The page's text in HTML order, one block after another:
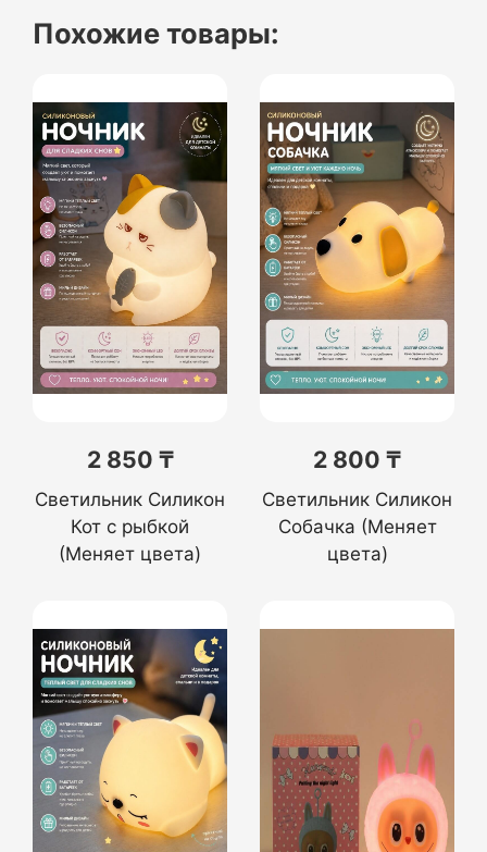
Похожие товары:
2 850 ₸
Светильник Силикон
Кот с рыбкой
(Меняет цвета)
2 800 ₸
Светильник Силикон
Собачка (Меняет
цвета)